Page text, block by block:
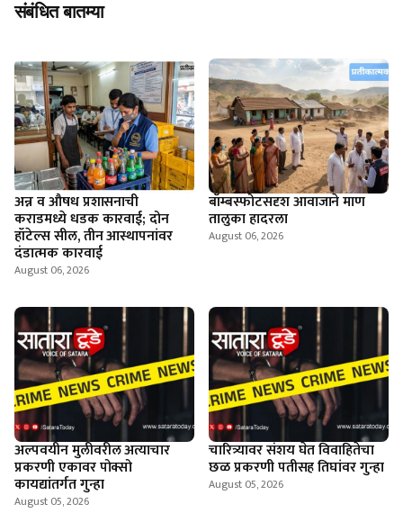
संबंधित बातम्या
अन्न व औषध प्रशासनाची
कराडमध्ये धडक कारवाई; दोन
हॉटेल्स सील, तीन आस्थापनांवर
दंडात्मक कारवाई
August 06, 2026
बॉम्बस्फोटसदृश आवाजाने माण
तालुका हादरला
August 06, 2026
अल्पवयीन मुलीवरील अत्याचार
प्रकरणी एकावर पोक्सो
कायद्यांतर्गत गुन्हा
August 05, 2026
चारित्र्यावर संशय घेत विवाहितेचा
छळ प्रकरणी पतीसह तिघांवर गुन्हा
August 05, 2026